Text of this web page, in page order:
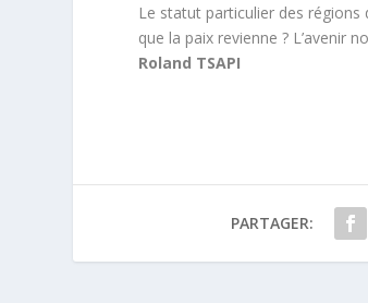
Le statut particulier des
que la paix revienne ? L’avenir
Roland TSAPI
PARTAGER: